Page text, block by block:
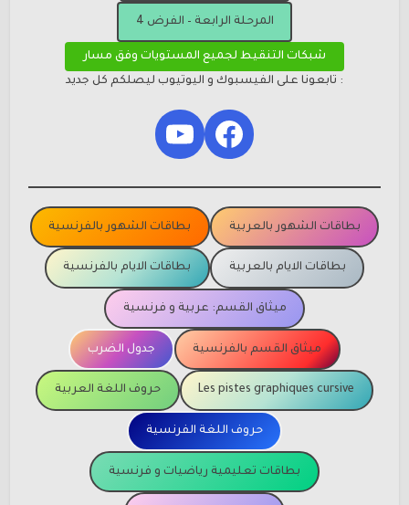
المرحلة الرابعة – الفرض 4
شبكات التنقيط لجميع المستويات وفق مسار
: تابعونا على الفيسبوك و اليوتيوب ليصلكم كل جديد
Facebook
YouTube
بطاقات الشهور بالعربية بطاقات الشهور بالفرنسية
بطاقات الايام بالعربية بطاقات الايام بالفرنسية
ميثاق القسم: عربية و فرنسية
ميثاق القسم بالفرنسية جدول الضرب
Les pistes graphiques cursive حروف اللغة العربية
حروف اللغة الفرنسية
بطاقات تعليمية رياضيات و فرنسية